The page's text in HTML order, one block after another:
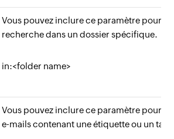
Vous pouvez inclure ce paramètre pour
recherche dans un dossier spécifique.
in:<folder name>
Vous pouvez inclure ce paramètre pour
e-mails contenant une étiquette ou un tag